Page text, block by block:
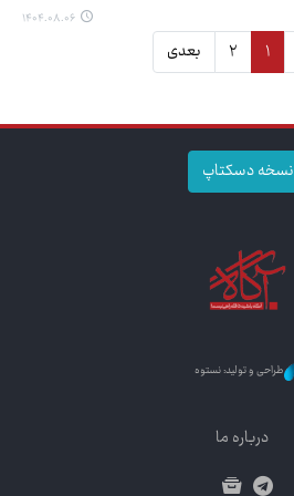
۱۴۰۴.۰۸.۰۶
۱ ۲ بعدی
نسخه دسکتاپ
طراحی و تولید: نستوه
درباره ما